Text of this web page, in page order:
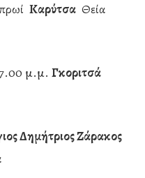
Καρύτσα Θεία
μ.μ.Γκοριτσά
Δημήτριος Ζάρακος